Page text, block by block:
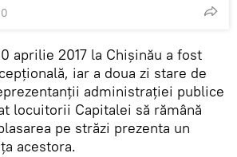
aprilie 2017 la Chișinău a fost
iar a doua zi stare de
administrației publice
locuitorii Capitalei să rămână
pe străzi prezenta un
acestora.